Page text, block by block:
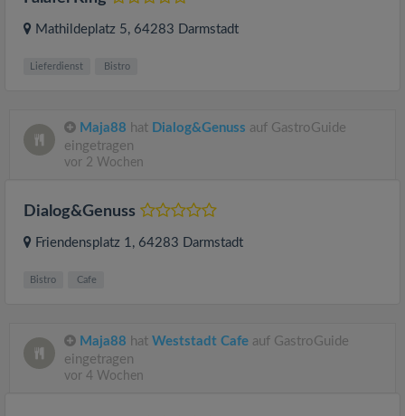
Mathildeplatz 5, 64283 Darmstadt
Lieferdienst Bistro
Maja88 hat Dialog&Genuss auf GastroGuide
eingetragen
vor 2 Wochen
Dialog&Genuss
Friendensplatz 1, 64283 Darmstadt
Bistro Cafe
Maja88 hat Weststadt Cafe auf GastroGuide
eingetragen
vor 4 Wochen